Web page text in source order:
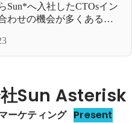
Sun*へ入社したCTOsイン
わせの機会が多くあるか
Sun Asterisk
ーケティング Present